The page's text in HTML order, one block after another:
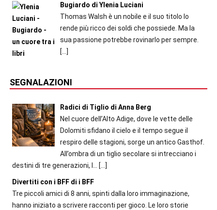
Bugiardo di Ylenia Luciani
Thomas Walsh è un nobile e il suo titolo lo
rende più ricco dei soldi che possiede. Ma la
sua passione potrebbe rovinarlo per sempre.
[…]
SEGNALAZIONI
Radici di Tiglio di Anna Berg
Nel cuore dell’Alto Adige, dove le vette delle
Dolomiti sfidano il cielo e il tempo segue il
respiro delle stagioni, sorge un antico Gasthof.
All’ombra di un tiglio secolare si intrecciano i
destini di tre generazioni, l... […]
Divertiti con i BFF di i BFF
Tre piccoli amici di 8 anni, spinti dalla loro immaginazione,
hanno iniziato a scrivere racconti per gioco. Le loro storie